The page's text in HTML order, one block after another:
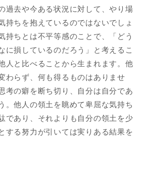
過去や今ある状況に対して、やり場
持ちを抱えているのではないでしょ
持ちとは不平等感のことで、「どう
に損しているのだろう」と考えるこ
人と比べることから生まれます。他
わらず、何も得るものはありませ
考の癖を断ち切り、自分は自分であ
。他人の領土を眺めて卑屈な気持ち
であり、それよりも自分の領土を少
する努力が引いては実りある結果を